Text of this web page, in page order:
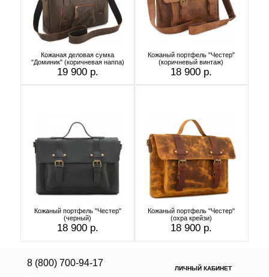
Кожаная деловая сумка
"Доминик" (коричневая наппа)
19 900 р.
Кожаный портфель "Честер"
(коричневый винтаж)
18 900 р.
Кожаный портфель "Честер"
(черный)
18 900 р.
Кожаный портфель "Честер"
(охра крейзи)
18 900 р.
8 (800) 700-94-17
ЛИЧНЫЙ КАБИНЕТ